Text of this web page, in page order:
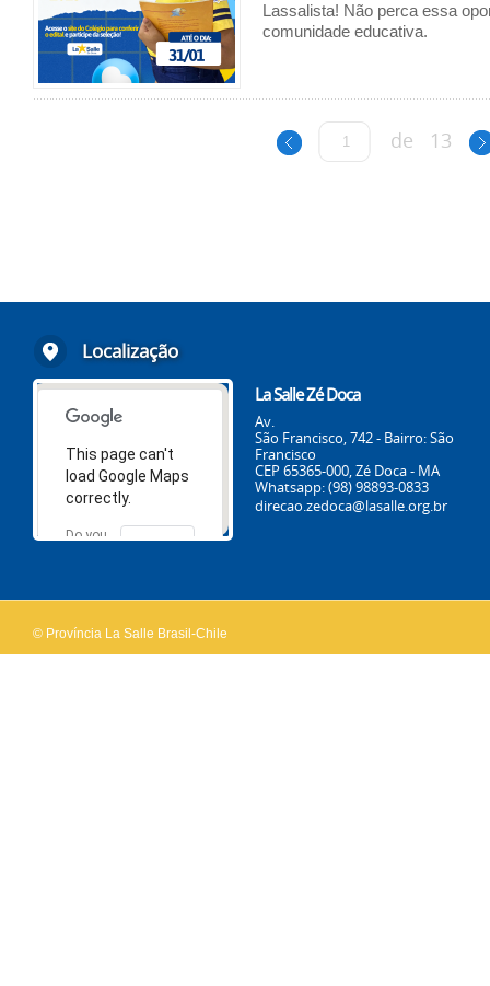
Lassalista! Não perca essa
comunidade educativa.
de 13
Localização
This page can't
load Google Maps
correctly.
Do you
OK
La Salle Zé Doca
Av.
São Francisco, 742 - Bairro: São
Francisco
CEP 65365-000, Zé Doca - MA
Whatsapp: (98) 98893-0833
direcao.zedoca@lasalle.org.br
© Província La Salle Brasil-Chile